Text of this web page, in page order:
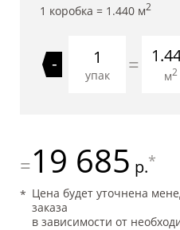
1 коробка = 1.440 м2
-
упак = м2
=19 685 р.*
Цена будет уточнена
заказа
в зависимости от